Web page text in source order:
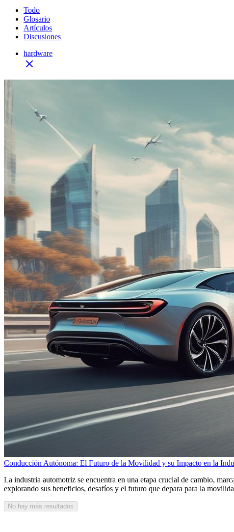
Todo
Glosario
Artículos
Discusiones
hardware
Conducción Autónoma: El Futuro de la Movilidad y su Impacto en la
La industria automotriz se encuentra en una etapa crucial de cambio,
explorando sus beneficios, desafíos y el futuro que depara para la
No hay más resultados